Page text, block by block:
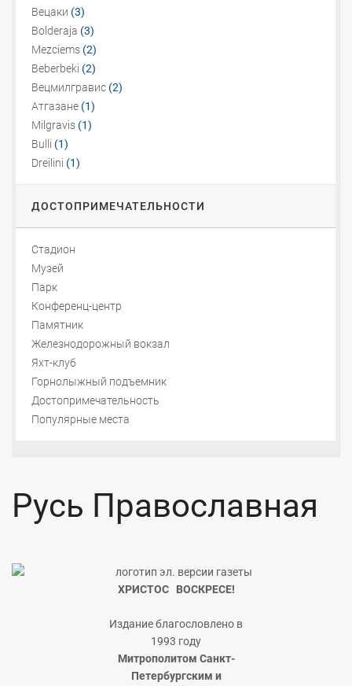
Вецаки (3)
Bolderaja (3)
Mezciems (2)
Beberbeki (2)
Вецмилгравис (2)
Атгазане (1)
Milgravis (1)
Bulli (1)
Dreilini (1)
ДОСТОПРИМЕЧАТЕЛЬНОСТИ
Стадион
Музей
Парк
Конференц-центр
Памятник
Железнодорожный вокзал
Яхт-клуб
Горнолыжный подъемник
Достопримечательность
Популярные места
Русь Православная
ХРИСТОС ВОСКРЕСЕ!
Издание благословлено в
1993 году
Митрополитом Санкт-
Петербургским и